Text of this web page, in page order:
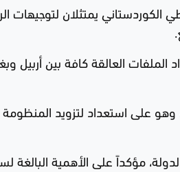
الكوردستاني يمتثلان لتوجيهات
العالقة كافة بين أربيل
وهو على استعداد لتزويد المنظومة
مؤكداً على الأهمية البالغة